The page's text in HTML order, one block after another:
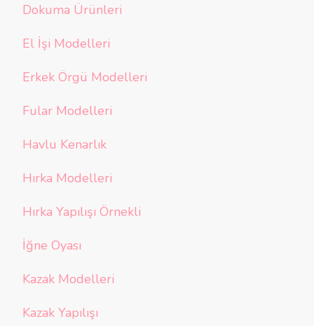
Dokuma Ürünleri
El İşi Modelleri
Erkek Örgü Modelleri
Fular Modelleri
Havlu Kenarlık
Hırka Modelleri
Hırka Yapılışı Örnekli
İğne Oyası
Kazak Modelleri
Kazak Yapılışı